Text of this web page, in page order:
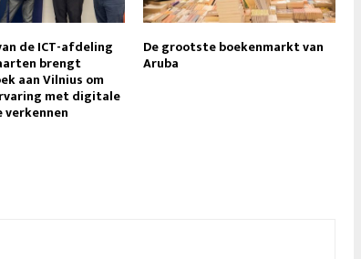
de ICT-afdeling
brengt
aan Vilnius om
met digitale
De grootste boekenmarkt van
Aruba